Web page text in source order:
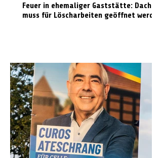
Feuer in ehemaliger Gaststätte: Dach
muss für Löscharbeiten geöffnet werden